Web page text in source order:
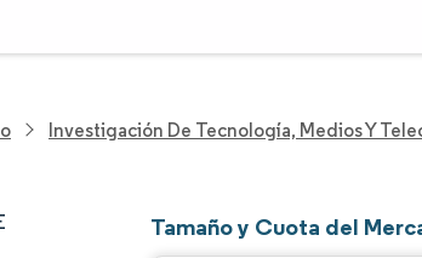
Investigación De Tecnología, Medios Y
Tamaño y Cuota del